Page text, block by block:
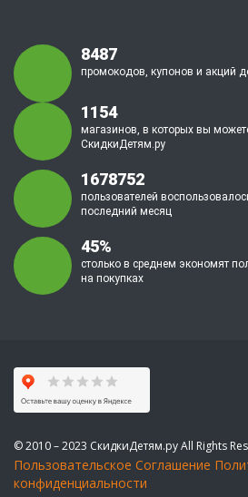
8487
промокодов, купонов и акций
1154
магазинов, в которых вы
СкидкиДетям.ру
1678752
пользователей
последний месяц
45%
столько в среднем экономят
на покупках
© 2010 – 2023 СкидкиДетям.ру All Rights
Пользовательское Соглашение
конфиденциальности